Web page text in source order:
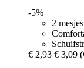
-5%
2 mesjes
€ 2,93 € 3,09